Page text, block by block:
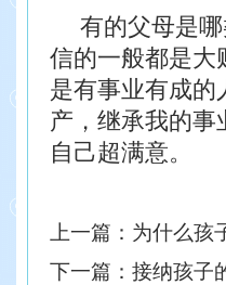
有的父母是
信的一般都是大
是有事业有成的
产，继承我的
自己超满意。
上一篇： 为什么孩
下一篇： 接纳孩子